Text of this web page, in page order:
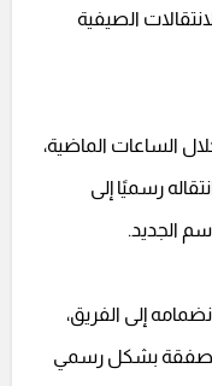
الصيفية
الساعات الماضية،
رسميًا إلى
الجديد.
إلى الفريق،
بشكل رسمي